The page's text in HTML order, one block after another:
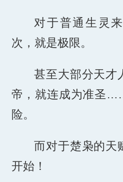
对于普通生灵
次，就是极限。
甚至大部分天才
帝，就连成为准圣
险。
而对于楚枭的天
开始！